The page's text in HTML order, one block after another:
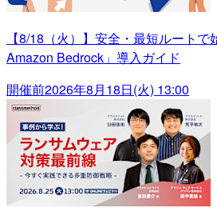
【8/18（火）】安全・最短ルート
Amazon Bedrock」導入ガイド
開催前2026年8月18日(火) 13:00